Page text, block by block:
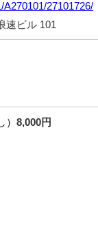
A270101/27101726/
速ビル 101
） 8,000円